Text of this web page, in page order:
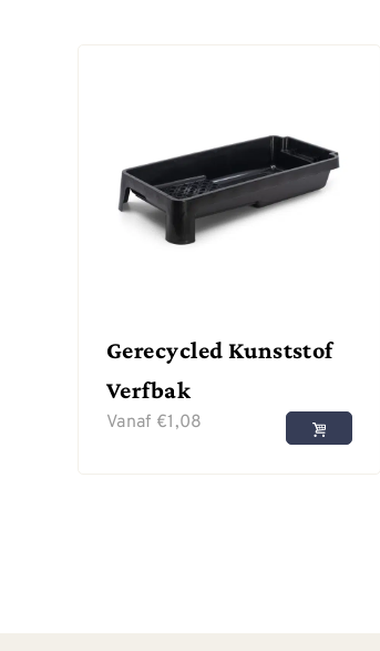
Gerecycled Kunststof
Verfbak
Vanaf €1,08